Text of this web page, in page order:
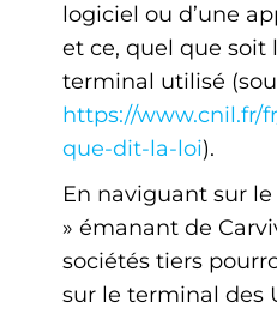
logiciel ou d’une
et ce, quel que soit
terminal utilisé
https://www.cnil.fr/
que-dit-la-loi).
En naviguant sur le
» émanant de
sociétés tiers
sur le terminal des